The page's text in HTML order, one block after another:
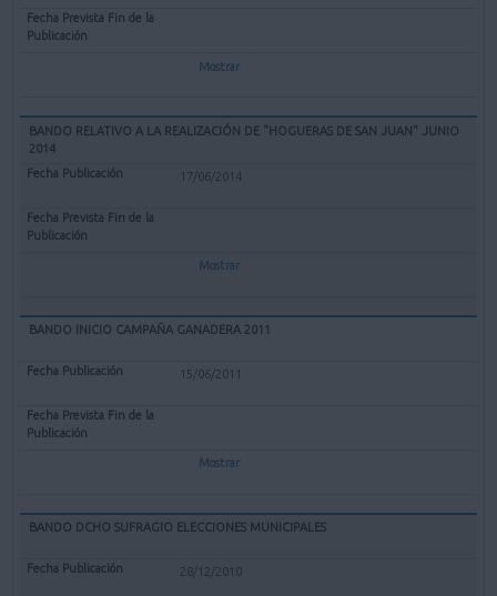
Mostrar
BANDO RELATIVO A LA REALIZACIÓN DE "HOGUERAS DE SAN JUAN" JUNIO
2014
17/06/2014
Mostrar
BANDO INICIO CAMPAÑA GANADERA 2011
15/06/2011
Mostrar
BANDO DCHO SUFRAGIO ELECCIONES MUNICIPALES
28/12/2010